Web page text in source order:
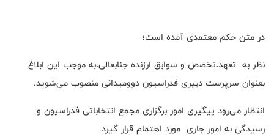
در متن حکم معتمدی آمده است؛
نظر به تعهد،تخصص و سوابق ارزنده جنابعالی،به موجب این ابلاغ
بعنوان سرپرست دبیری فدراسیون دوومیدانی منصوب می‌شوید.
انتظار می‌رود پیگیری امور برگزاری مجمع انتخاباتی فدراسیون و
رسیدگی به امور جاری مورد اهتمام قرار گیرد.